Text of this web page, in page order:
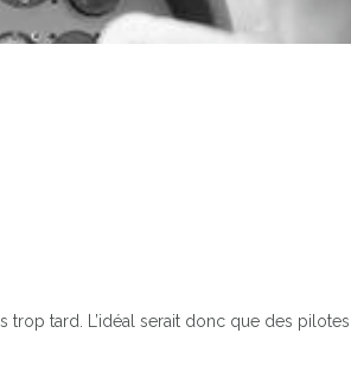
trop tard. L’idéal serait donc que des